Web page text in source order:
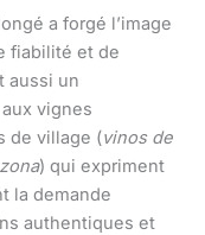
a forgé l’image
fiabilité et de
aussi un
vignes
de village (vinos de
) qui expriment
la demande
authentiques et